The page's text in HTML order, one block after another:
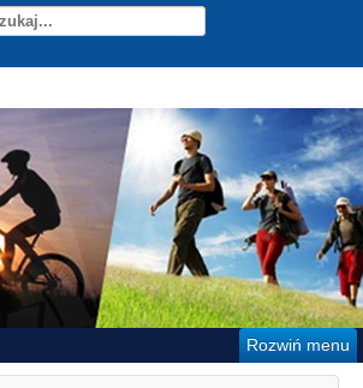
Rozwiń menu